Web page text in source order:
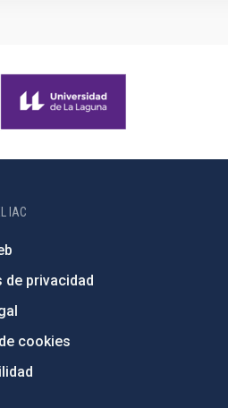
IAC
de privacidad
cookies